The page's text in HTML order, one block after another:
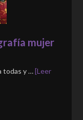
mujer
todas y …[Leer